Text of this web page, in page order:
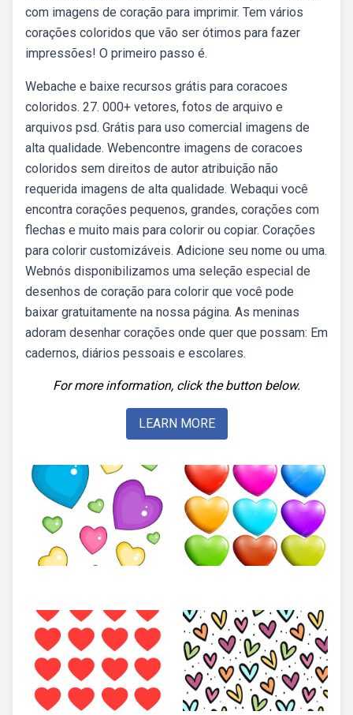
com imagens de coração para imprimir. Tem vários
corações coloridos que vão ser ótimos para fazer
impressões! O primeiro passo é.
Webache e baixe recursos grátis para coracoes
coloridos. 27. 000+ vetores, fotos de arquivo e
arquivos psd. Grátis para uso comercial imagens de
alta qualidade. Webencontre imagens de coracoes
coloridos sem direitos de autor atribuição não
requerida imagens de alta qualidade. Webaqui você
encontra corações pequenos, grandes, corações com
flechas e muito mais para colorir ou copiar. Corações
para colorir customizáveis. Adicione seu nome ou uma.
Webnós disponibilizamos uma seleção especial de
desenhos de coração para colorir que você pode
baixar gratuitamente na nossa página. As meninas
adoram desenhar corações onde quer que possam: Em
cadernos, diários pessoais e escolares.
For more information, click the button below.
LEARN MORE